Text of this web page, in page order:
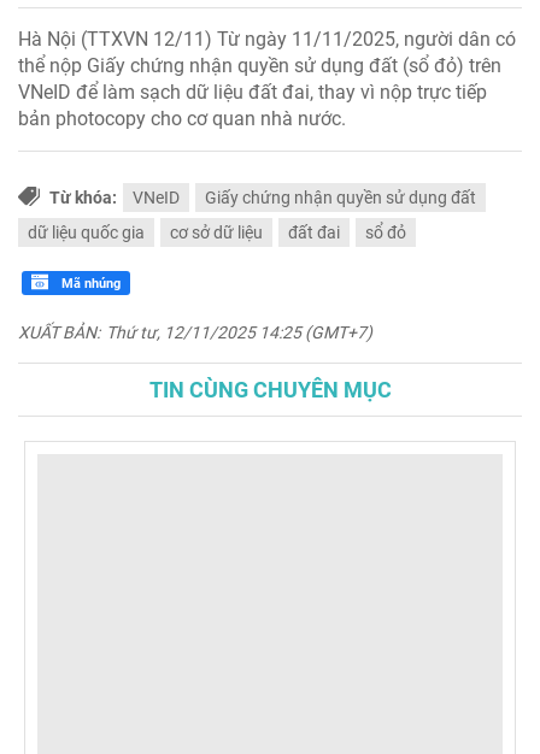
Hà Nội (TTXVN 12/11) Từ ngày 11/11/2025, người dân có
thể nộp Giấy chứng nhận quyền sử dụng đất (sổ đỏ) trên
VNeID để làm sạch dữ liệu đất đai, thay vì nộp trực tiếp
bản photocopy cho cơ quan nhà nước.
Từ khóa: VNeID
Giấy chứng nhận quyền sử dụng đất
dữ liệu quốc gia
cơ sở dữ liệu đất đai sổ đỏ
Mã nhúng
XUẤT BẢN: Thứ tư, 12/11/2025 14:25 (GMT+7)
TIN CÙNG CHUYÊN MỤC